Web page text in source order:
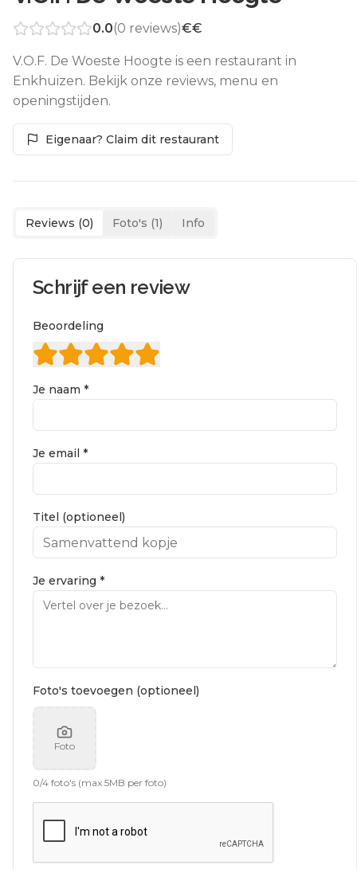
0.0(0 reviews)€€
V.O.F. De Woeste Hoogte is een restaurant in
Enkhuizen. Bekijk onze reviews, menu en
openingstijden.
Eigenaar? Claim dit restaurant
Reviews (0) Foto's (1) Info
Schrijf een review
Beoordeling
Je naam *
Je email *
Titel (optioneel)
Je ervaring *
Foto's toevoegen (optioneel)
Foto
0/4 foto's (max 5MB per foto)